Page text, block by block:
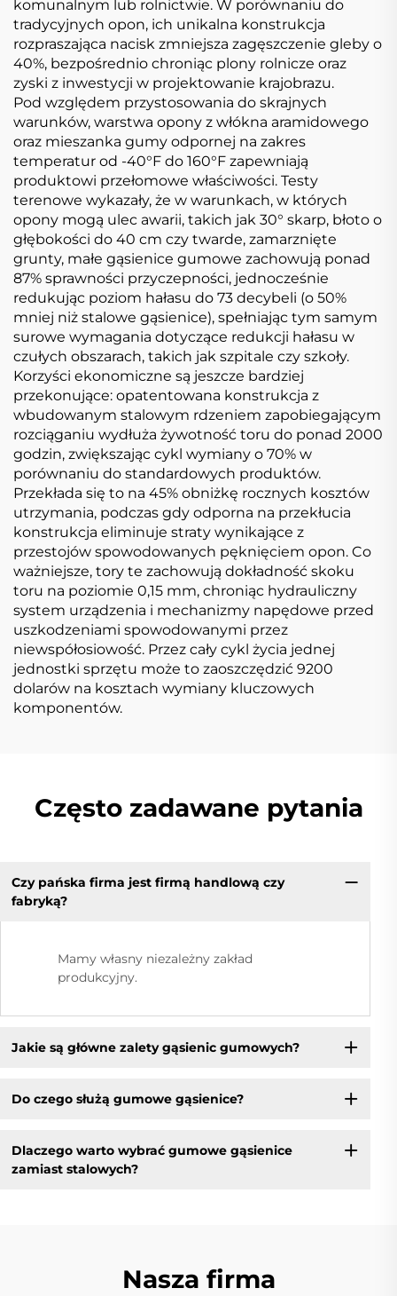
komunalnym lub rolnictwie. W porównaniu do
tradycyjnych opon, ich unikalna konstrukcja
rozpraszająca nacisk zmniejsza zagęszczenie gleby o
40%, bezpośrednio chroniąc plony rolnicze oraz
zyski z inwestycji w projektowanie krajobrazu.
Pod względem przystosowania do skrajnych
warunków, warstwa opony z włókna aramidowego
oraz mieszanka gumy odpornej na zakres
temperatur od -40°F do 160°F zapewniają
produktowi przełomowe właściwości. Testy
terenowe wykazały, że w warunkach, w których
opony mogą ulec awarii, takich jak 30° skarp, błoto o
głębokości do 40 cm czy twarde, zamarznięte
grunty, małe gąsienice gumowe zachowują ponad
87% sprawności przyczepności, jednocześnie
redukując poziom hałasu do 73 decybeli (o 50%
mniej niż stalowe gąsienice), spełniając tym samym
surowe wymagania dotyczące redukcji hałasu w
czułych obszarach, takich jak szpitale czy szkoły.
Korzyści ekonomiczne są jeszcze bardziej
przekonujące: opatentowana konstrukcja z
wbudowanym stalowym rdzeniem zapobiegającym
rozciąganiu wydłuża żywotność toru do ponad 2000
godzin, zwiększając cykl wymiany o 70% w
porównaniu do standardowych produktów.
Przekłada się to na 45% obniżkę rocznych kosztów
utrzymania, podczas gdy odporna na przekłucia
konstrukcja eliminuje straty wynikające z
przestojów spowodowanych pęknięciem opon. Co
ważniejsze, tory te zachowują dokładność skoku
toru na poziomie 0,15 mm, chroniąc hydrauliczny
system urządzenia i mechanizmy napędowe przed
uszkodzeniami spowodowanymi przez
niewspółosiowość. Przez cały cykl życia jednej
jednostki sprzętu może to zaoszczędzić 9200
dolarów na kosztach wymiany kluczowych
komponentów.
Często zadawane pytania
Czy pańska firma jest firmą handlową czy
fabryką?
Mamy własny niezależny zakład
produkcyjny.
Jakie są główne zalety gąsienic gumowych?
Do czego służą gumowe gąsienice?
Dlaczego warto wybrać gumowe gąsienice
zamiast stalowych?
Nasza firma